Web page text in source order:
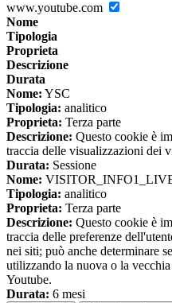
www.youtube.com
Nome
Tipologia
Proprieta
Descrizione
Durata
Nome: YSC
Tipologia: analitico
Proprieta: Terza parte
Descrizione: Questo cookie è
traccia delle visualizzazioni dei
Durata: Sessione
Nome:
Tipologia: analitico
Proprieta: Terza parte
Descrizione: Questo cookie è
traccia delle preferenze
nei siti; può anche determinare
utilizzando la nuova o la
Youtube.
Durata: 6 mesi